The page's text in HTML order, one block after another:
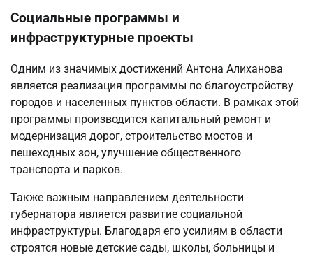
Социальные программы и
инфраструктурные проекты
Одним из значимых достижений Антона Алиханова
является реализация программы по благоустройству
городов и населенных пунктов области. В рамках этой
программы производится капитальный ремонт и
модернизация дорог, строительство мостов и
пешеходных зон, улучшение общественного
транспорта и парков.
Также важным направлением деятельности
губернатора является развитие социальной
инфраструктуры. Благодаря его усилиям в области
строятся новые детские сады, школы, больницы и